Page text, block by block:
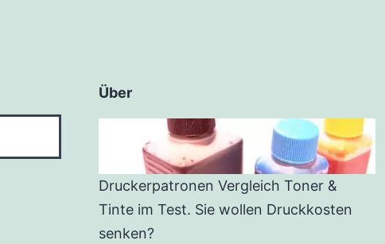
Über
Druckerpatronen Vergleich Toner &
Tinte im Test. Sie wollen Druckkosten
senken?